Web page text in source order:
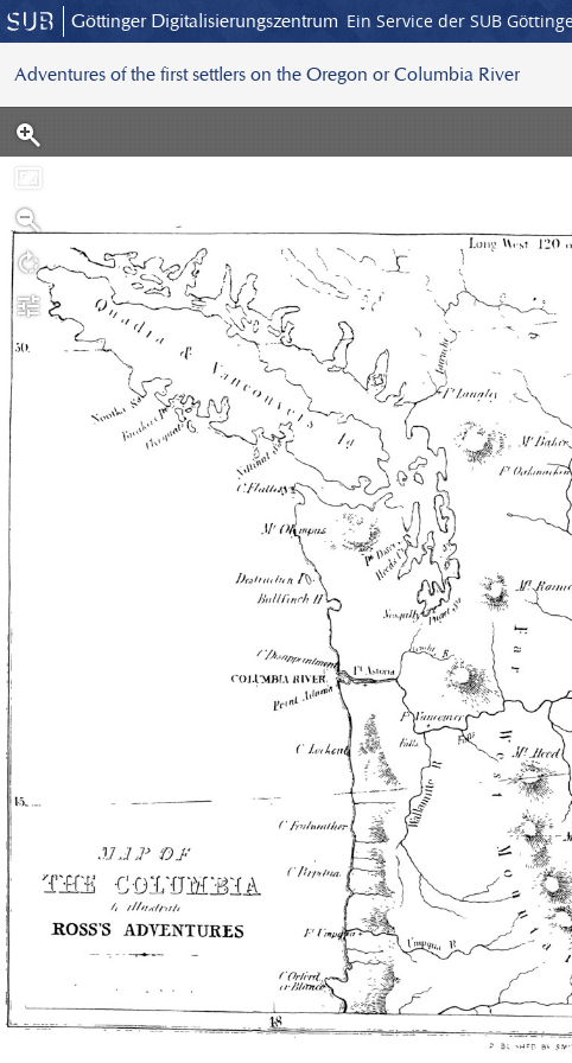
Göttinger Digitalisierungszentrum Ein Service der SUB
Adventures of the first settlers on the Oregon or Columbia River